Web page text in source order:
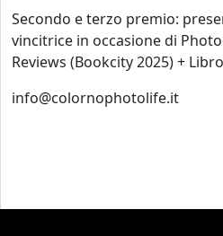
Secondo e terzo premio:
vincitrice in occasione di
Reviews (Bookcity 2025) +
info@colornophotolife.it